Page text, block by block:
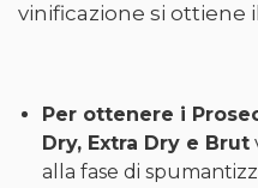
vinificazione si ottiene
Per ottenere i
Dry, Extra Dry e Brut
alla fase di